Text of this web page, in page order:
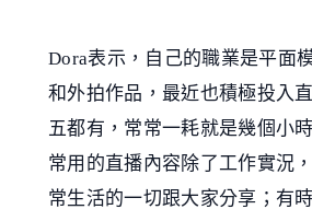
Dora表示，自己的職業是平面
和外拍作品，最近也積極投入
五都有，常常一耗就是幾個小
常用的直播內容除了工作實況
常生活的一切跟大家分享；有